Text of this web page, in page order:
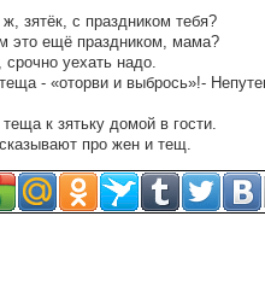
зятёк, с праздником тебя?
это ещё праздником, мама?
срочно уехать надо.
- «оторви и выбрось»!-
к зятьку домой в гости.
про жен и тещ.